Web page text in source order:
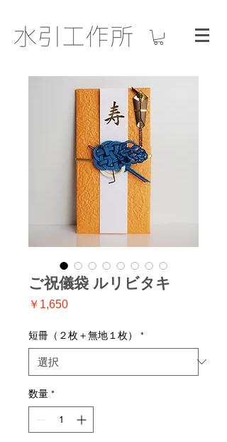
ご祝儀袋 ルリビタキ
￥1,650価
短冊（２枚＋無地１枚） *
数量 *